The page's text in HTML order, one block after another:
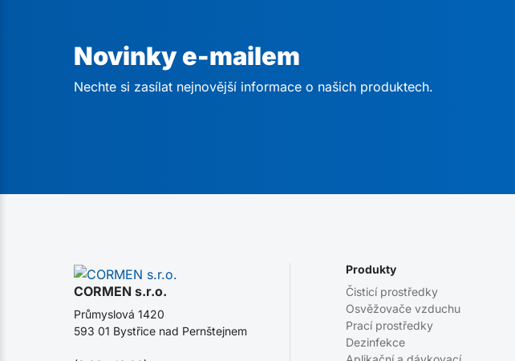
Novinky e-mailem
Nechte si zasílat nejnovější informace o našich produktech.
CORMEN s.r.o.
Průmyslová 1420
593 01 Bystřice nad Pernštejnem
Produkty
Čisticí prostředky
Osvěžovače vzduchu
Prací prostředky
Dezinfekce